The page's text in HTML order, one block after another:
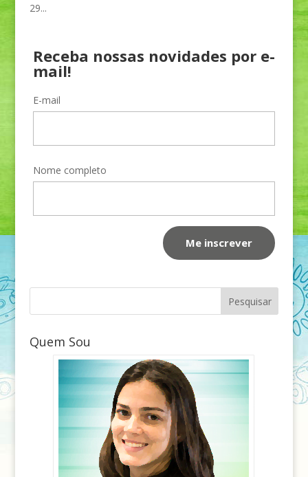
29...
Receba nossas novidades por e-
mail!
E-mail
Nome completo
Quem Sou